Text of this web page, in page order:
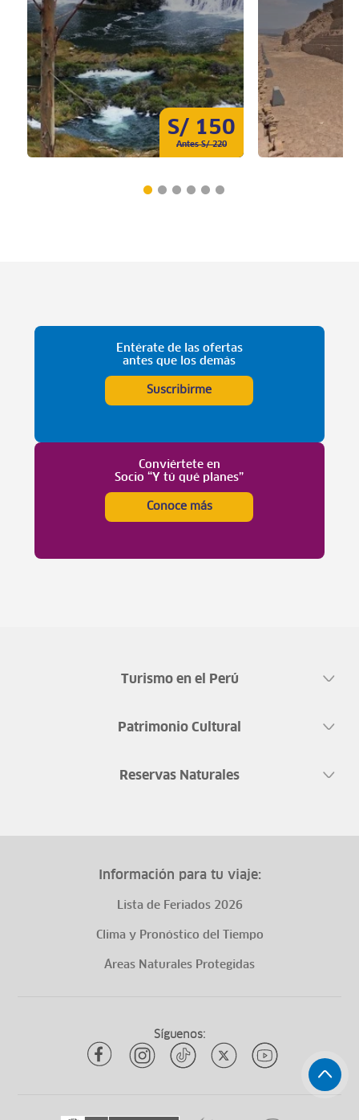
S/ 150
Antes S/ 220
Entérate de las ofertas
antes que los demás
Suscribirme
Conviértete en
Socio “Y tú qué planes”
Conoce más
Turismo en el Perú
Patrimonio Cultural
Reservas Naturales
Información para tu viaje:
Lista de Feriados 2026
Clima y Pronóstico del Tiempo
Áreas Naturales Protegidas
Síguenos: